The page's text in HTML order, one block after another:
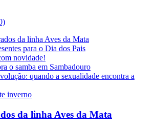
da linha Aves da Mata
para o Dia dos Pais
novidade!
o samba em Sambadouro
quando a sexualidade encontra a
inverno
da linha Aves da Mata